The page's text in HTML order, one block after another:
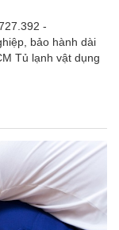
-
bảo hành dài
Tủ lạnh vật dụng